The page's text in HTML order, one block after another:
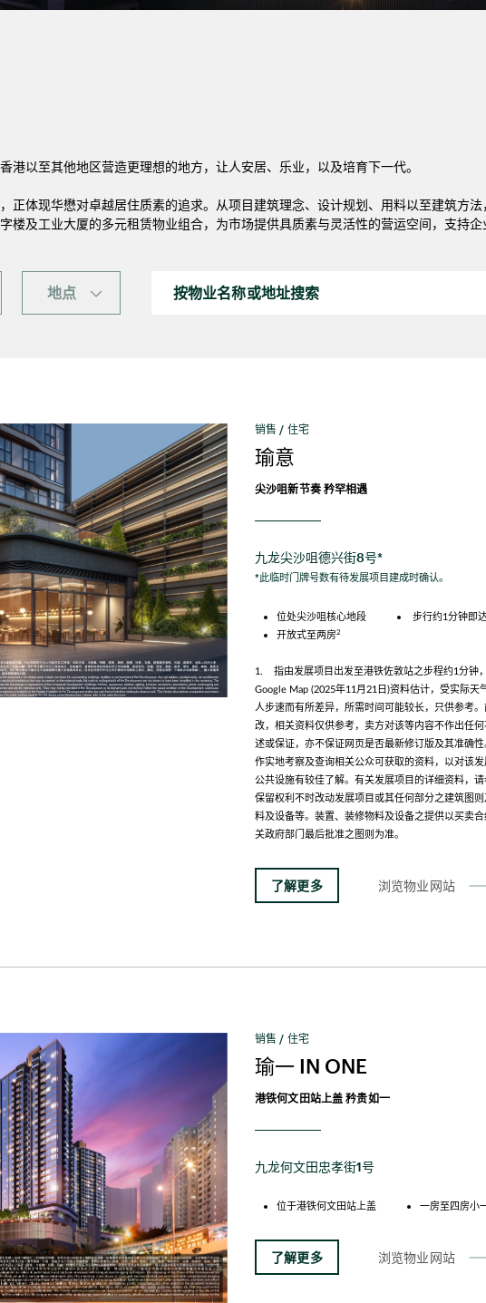
港以至其他地区营造更理想的地方，让人安居、乐业，以及培育下一代。
正体现华懋对卓越居住质素的追求。从项目建筑理念、设计规划、用料以至建筑方
楼及工业大厦的多元租赁物业组合，为市场提供具质素与灵活性的营运空间，支持企
地点
销售 / 住宅
瑜意
尖沙咀新节奏 矜罕相遇
九龙尖沙咀德兴街8号*
*此临时门牌号数有待发展项目建成时确认。
位处尖沙咀核心地段 步行约1分钟即
开放式至两房2
1. 指由发展项目出发至港铁佐敦站之步程约1分钟
Google Map (2025年11月21日)资料估计，受实际天
人步速而有所差异，所需时间可能较长，只供参考
改，相关资料仅供参考，卖方对该等内容不作出任
述或保证，亦不保证网页是否最新修订版及其准确
作实地考察及查询相关公众可获取的资料，以对该
公共设施有较佳了解。有关发展项目的详细资料
保留权利不时改动发展项目或其任何部分之建筑图
料及设备等。装置、装修物料及设备之提供以买卖
关政府部门最后批准之图则为准。
了解更多 浏览物业网站
销售 / 住宅
瑜一 IN ONE
港铁何文田站上盖 矜贵如一
九龙何文田忠孝街1号
位于港铁何文田站上盖 一房至四房小
了解更多 浏览物业网站